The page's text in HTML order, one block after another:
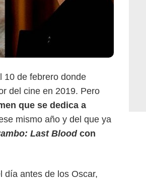
10 de febrero donde
del cine en 2019. Pero
que se dedica a
mismo año y del que ya
Last Bloodcon
día antes de los Oscar,